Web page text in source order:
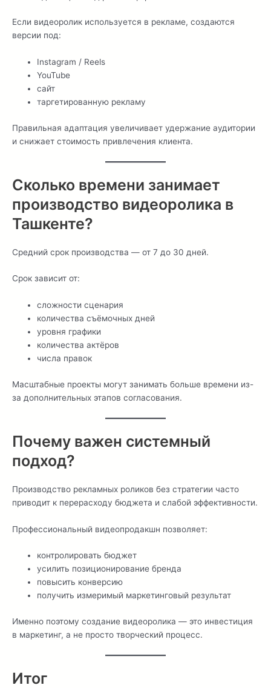
Если видеоролик используется в рекламе, создаются
версии под:
Instagram / Reels
YouTube
сайт
таргетированную рекламу
Правильная адаптация увеличивает удержание аудитории
и снижает стоимость привлечения клиента.
Сколько времени занимает
производство видеоролика в
Ташкенте?
Средний срок производства — от 7 до 30 дней.
Срок зависит от:
сложности сценария
количества съёмочных дней
уровня графики
количества актёров
числа правок
Масштабные проекты могут занимать больше времени из-
за дополнительных этапов согласования.
Почему важен системный
подход?
Производство рекламных роликов без стратегии часто
приводит к перерасходу бюджета и слабой эффективности.
Профессиональный видеопродакшн позволяет:
контролировать бюджет
усилить позиционирование бренда
повысить конверсию
получить измеримый маркетинговый результат
Именно поэтому создание видеоролика — это инвестиция
в маркетинг, а не просто творческий процесс.
Итог